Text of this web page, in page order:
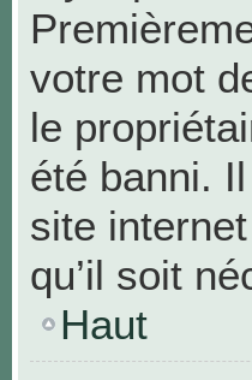
votre mot
le
été banni.
site
qu’il soit
Haut